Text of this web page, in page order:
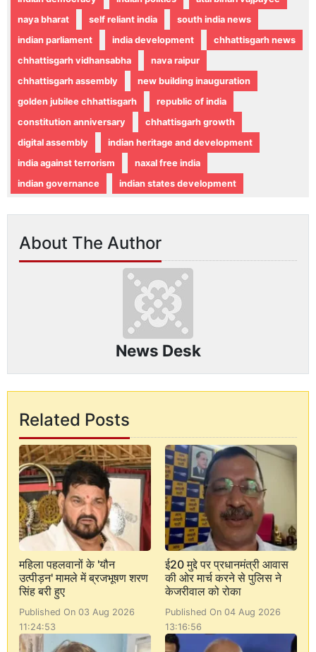
naya bharat
self reliant india
south india news
indian parliament
india development
chhattisgarh news
chhattisgarh vidhansabha
nava raipur
chhattisgarh assembly
new building inauguration
golden jubilee chhattisgarh
republic of india
constitution anniversary
chhattisgarh growth
digital assembly
indian heritage and development
india against terrorism
naxal free india
indian governance
indian states development
About The Author
News Desk
Related Posts
महिला पहलवानों के 'यौन
उत्पीड़न' मामले में ब्रजभूषण शरण
सिंह बरी हुए
Published On 03 Aug 2026
11:24:53
ई20 मुद्दे पर प्रधानमंत्री आवास
की ओर मार्च करने से पुलिस ने
केजरीवाल को रोका
Published On 04 Aug 2026
13:16:56